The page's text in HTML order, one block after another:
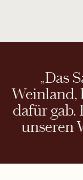
„Das
Weinland,
dafür gab.
unseren